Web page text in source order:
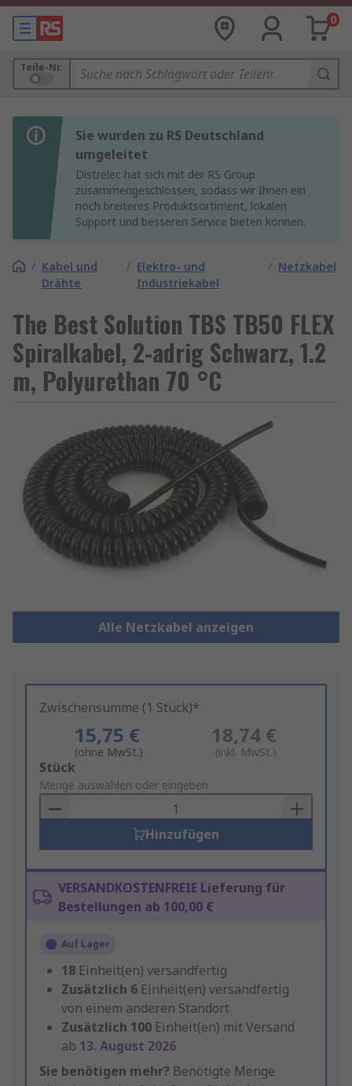
0
Teile-Nr.
Sie wurden zu RS Deutschland
umgeleitet
Distrelec hat sich mit der RS Group
zusammengeschlossen, sodass wir Ihnen ein
noch breiteres Produktsortiment, lokalen
Support und besseren Service bieten können.
/ Kabel und
Drähte
/ Elektro- und
Industriekabel
/ Netzkabel
The Best Solution TBS TB50 FLEX
Spiralkabel, 2-adrig Schwarz, 1.2
m, Polyurethan 70 °C
Alle Netzkabel anzeigen
Zwischensumme (1 Stück)*
15,75 €
(ohne MwSt.)
18,74 €
(inkl. MwSt.)
Add
to
Basket
Stück
Menge auswählen oder eingeben
Hinzufügen
VERSANDKOSTENFREIE Lieferung für
Bestellungen ab 100,00 €
Auf Lager
18 Einheit(en) versandfertig
Zusätzlich 6 Einheit(en) versandfertig
von einem anderen Standort
Zusätzlich 100 Einheit(en) mit Versand
ab 13. August 2026
Sie benötigen mehr? Benötigte Menge